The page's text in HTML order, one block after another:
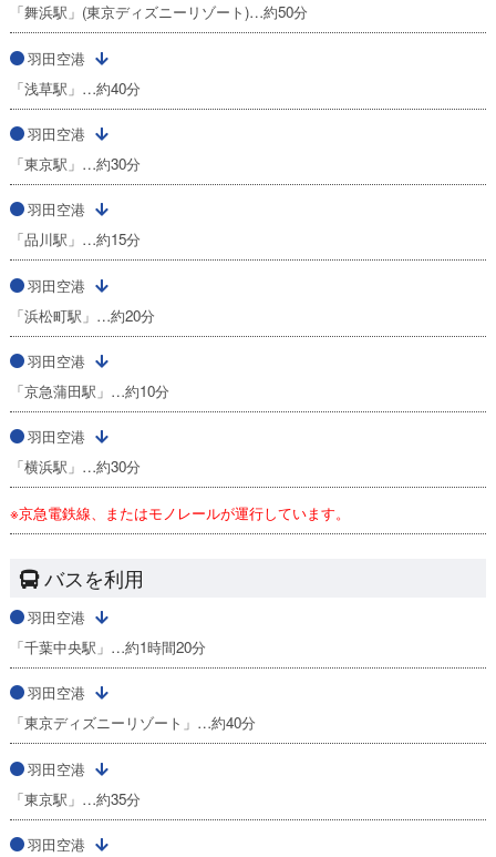
「舞浜駅」(東京ディズニーリゾート)…約50分
羽田空港
「浅草駅」…約40分
羽田空港
「東京駅」…約30分
羽田空港
「品川駅」…約15分
羽田空港
「浜松町駅」…約20分
羽田空港
「京急蒲田駅」…約10分
羽田空港
「横浜駅」…約30分
※京急電鉄線、またはモノレールが運行しています。
バスを利用
羽田空港
「千葉中央駅」…約1時間20分
羽田空港
「東京ディズニーリゾート」…約40分
羽田空港
「東京駅」…約35分
羽田空港